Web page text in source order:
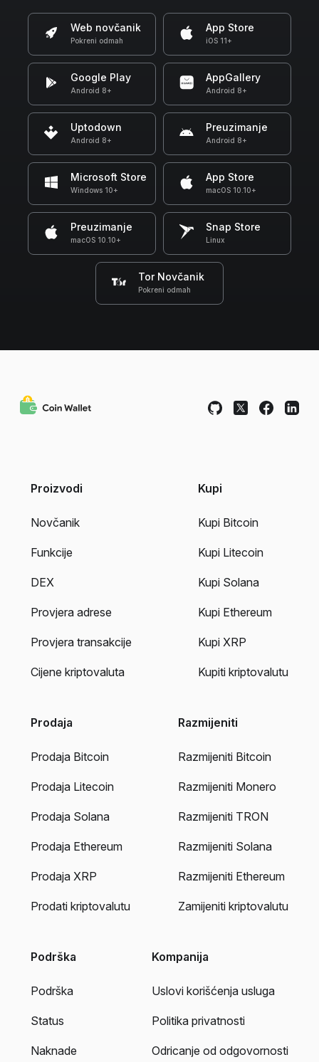
Web novčanik
Pokreni odmah
App Store
iOS 11+
Google Play
Android 8+
AppGallery
Android 8+
Uptodown
Android 8+
Preuzimanje
Android 8+
Microsoft Store
Windows 10+
App Store
macOS 10.10+
Preuzimanje
macOS 10.10+
Snap Store
Linux
Tor Novčanik
Pokreni odmah
Proizvodi
Novčanik
Funkcije
DEX
Provjera adrese
Provjera transakcije
Cijene kriptovaluta
Kupi
Kupi Bitcoin
Kupi Litecoin
Kupi Solana
Kupi Ethereum
Kupi XRP
Kupiti kriptovalutu
Prodaja
Prodaja Bitcoin
Prodaja Litecoin
Prodaja Solana
Prodaja Ethereum
Prodaja XRP
Prodati kriptovalutu
Razmijeniti
Razmijeniti Bitcoin
Razmijeniti Monero
Razmijeniti TRON
Razmijeniti Solana
Razmijeniti Ethereum
Zamijeniti kriptovalutu
Podrška
Podrška
Status
Naknade
Kompanija
Uslovi korišćenja usluga
Politika privatnosti
Odricanje od odgovornosti